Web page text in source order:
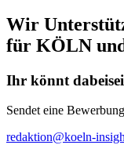
Wir
für KÖLN
Ihr könnt
Sendet eine
redaktion@koeln-